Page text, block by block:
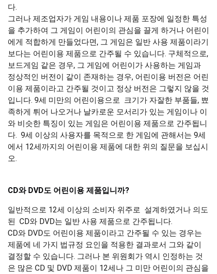
다.
그러나 제조업자가 게임 내용이나 제품 포장에 일정한 특성
을 추가하여 그 게임이 어린이의 관심을 끌게 하거나 어린이
에게 적합하게 만들었다면, 그 게임은 일반 사용 제품이라기
보다는 어린이용 제품으로 간주될 수 있습니다. 구체적으로,
보드게임 같은 경우, 그 게임에 어린이가 사용하는 게임과
정상적인 버전이 같이 존재하는 경우, 어린이용 버전은 어린
이용 제품이라고 간주될 것이고 정상 버전은 그렇지 않을 것
입니다. 9세 미만의 어린이용으로 크기가 자잘한 부품들, 뾰
족하게 튀어 나오거나 날카로운 모서리가 있는 게임이나 이
와 비슷한 특징이 있는 게임은 어린이용 제품으로 간주됩니
다. 9세 이상의 사용자를 목적으로 한 게임에 관해서는 9세
에서 12세까지의 어린이용 제품에 대한 위의 질문을 보십시
오.
CD와DVD도 어린이용 제품입니까?
일반적으로 12세 이상의 소비자 위주로 설계하였거나 의도
된 CD와 DVD는 일반 사용 제품으로 간주됩니다.
CD와 DVD도 어린이용 제품이라고 간주될 수 있는 경우는
제품에 네 가지 법규정 요인을 적용한 결과로서 그와 같이
결정할 수 있습니다. 그러나 본 위원회가 역시 인정하는 것
은 많은 CD 및 DVD 제품이 12세나 그 미만 어린이의 관심을